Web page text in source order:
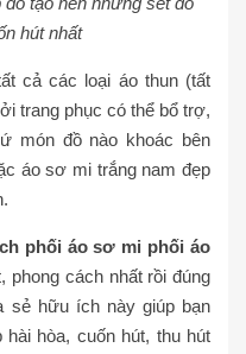
hút nhất
cả các loại áo thun (tất
trang phục có thể bổ trợ,
món đồ nào khoác bên
áo sơ mi trắng nam đẹp
phối áo sơ mi phối áo
phong cách nhất rồi đúng
sẻ hữu ích này giúp bạn
hòa, cuốn hút, thu hút